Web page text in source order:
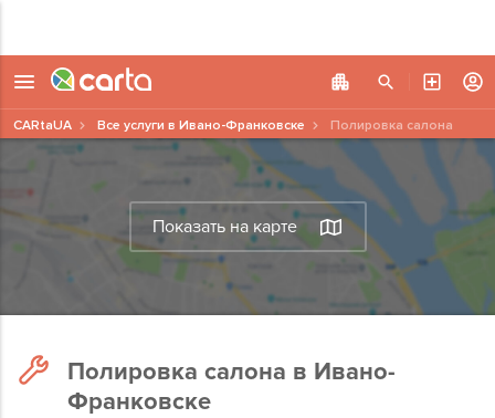
Показать на карте
CARtaUA Все услуги в Ивано-Франковске Полировка салона
Полировка салона в Ивано-
Франковске